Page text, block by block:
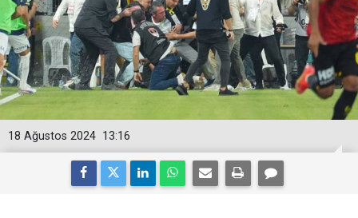
13:16
18 Ağustos 2024